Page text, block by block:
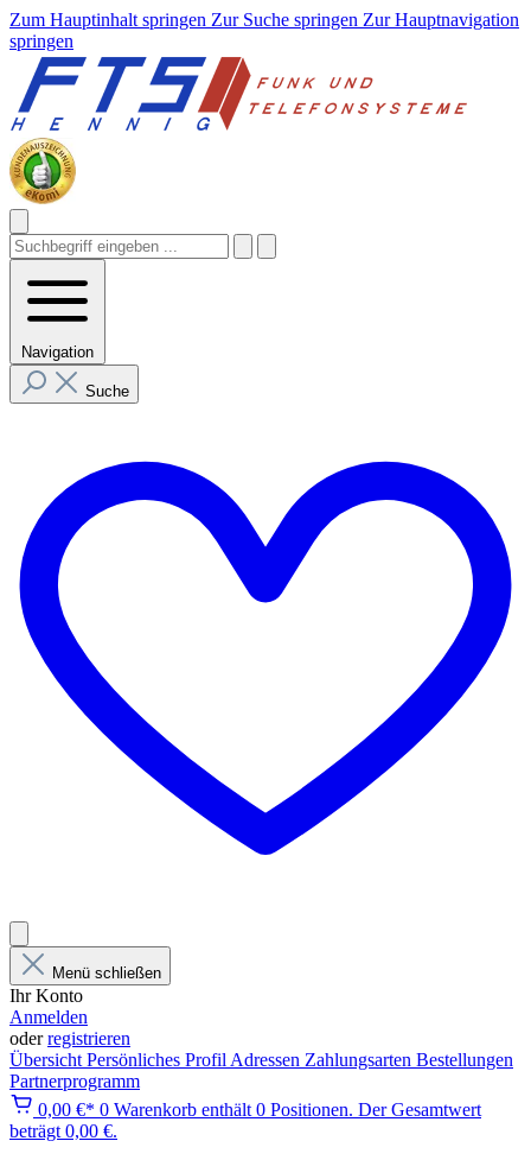
Zum Hauptinhalt springen Zur Suche springen Zur Hauptnavigation
springen
Navigation
Suche
Menü schließen
Ihr Konto
Anmelden
oderregistrieren
Übersicht Persönliches Profil Adressen Zahlungsarten Bestellungen
Partnerprogramm
0,00 €* 0 Warenkorb enthält 0 Positionen. Der Gesamtwert
beträgt 0,00 €.